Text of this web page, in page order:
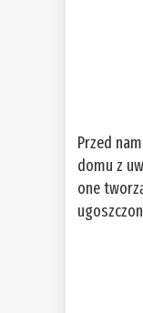
Przed
domu z
one